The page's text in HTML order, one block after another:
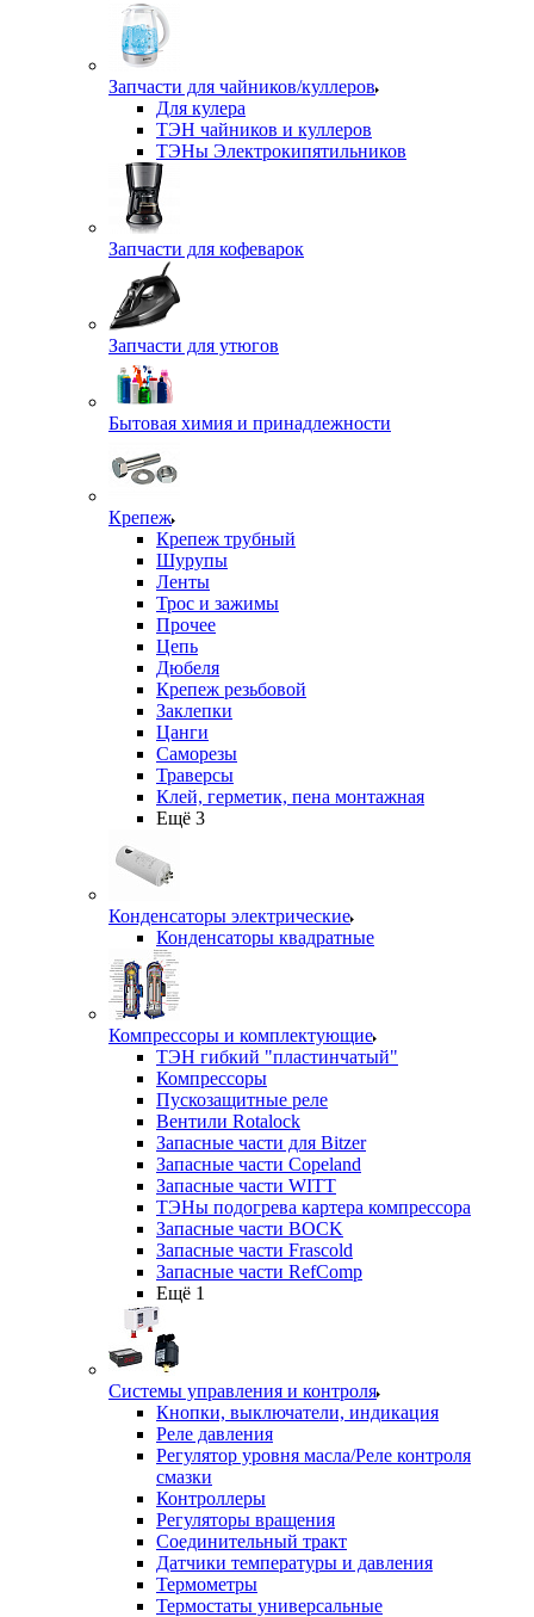
Запчасти для чайников/куллеров
Для кулера
ТЭН чайников и куллеров
ТЭНы Электрокипятильников
Запчасти для кофеварок
Запчасти для утюгов
Бытовая химия и принадлежности
Крепеж
Крепеж трубный
Шурупы
Ленты
Трос и зажимы
Прочее
Цепь
Дюбеля
Крепеж резьбовой
Заклепки
Цанги
Саморезы
Траверсы
Клей, герметик, пена монтажная
Ещё 3
Конденсаторы электрические
Конденсаторы квадратные
Компрессоры и комплектующие
ТЭН гибкий "пластинчатый"
Компрессоры
Пускозащитные реле
Вентили Rotalock
Запасные части для Bitzer
Запасные части Copeland
Запасные части WITT
ТЭНы подогрева картера компрессора
Запасные части BOCK
Запасные части Frascold
Запасные части RefComp
Ещё 1
Системы управления и контроля
Кнопки, выключатели, индикация
Реле давления
Регулятор уровня масла/Реле контроля
смазки
Контроллеры
Регуляторы вращения
Соединительный тракт
Датчики температуры и давления
Термометры
Термостаты универсальные